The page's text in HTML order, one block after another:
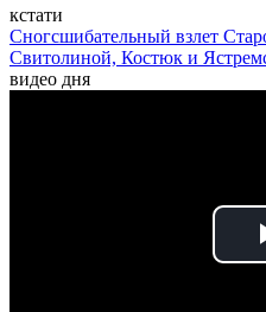
кстати
Сногсшибательный взлет
Свитолиной, Костюк и
видео дня